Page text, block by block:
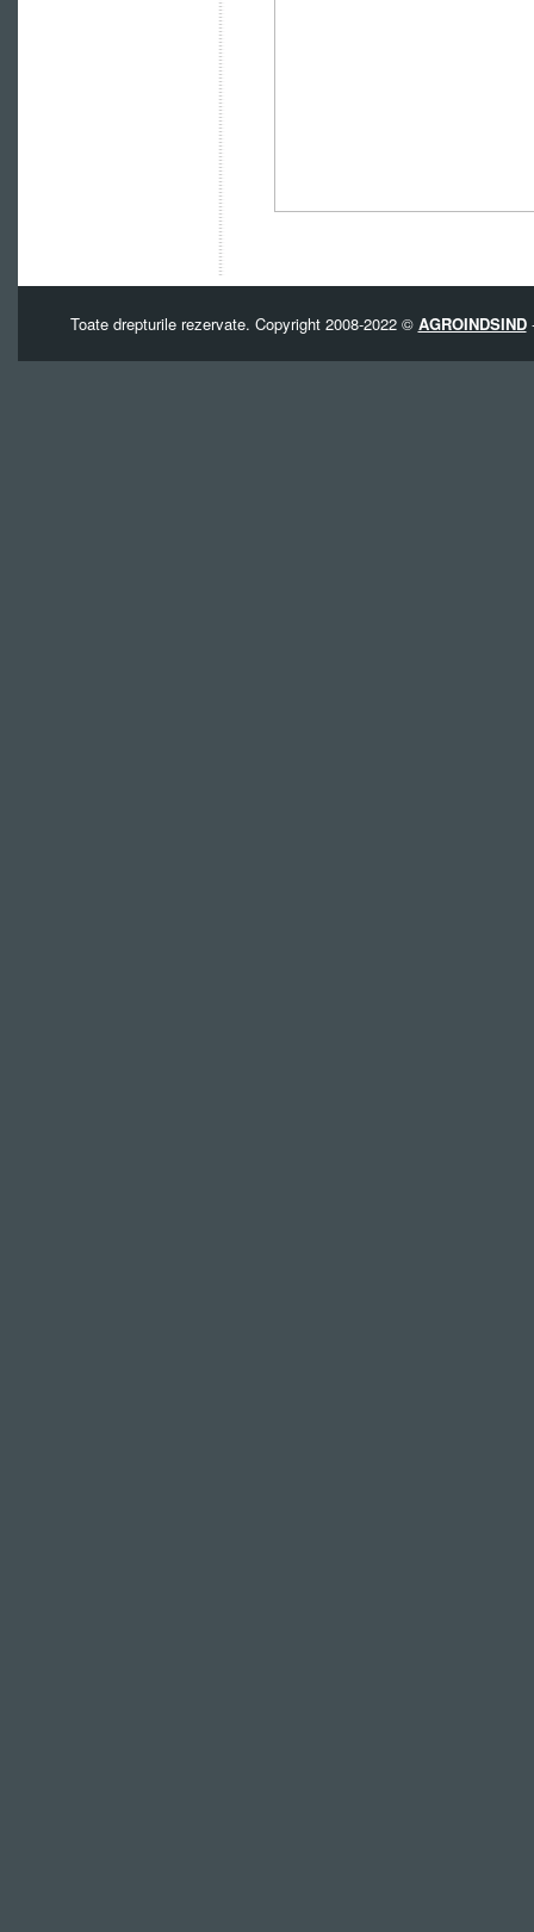
Toate drepturile rezervate. Copyright 2008-2022 © AGROINDSIND